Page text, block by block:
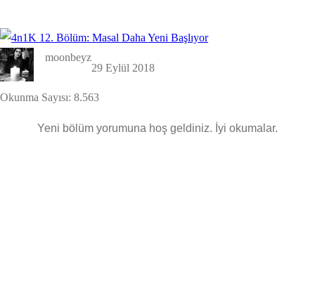
moonbeyz
29 Eylül 2018
Okunma Sayısı: 8.563
Yeni bölüm yorumuna hoş geldiniz. İyi okumalar.